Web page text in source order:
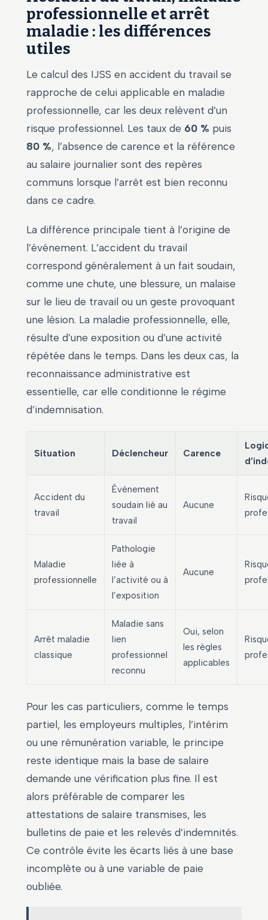
professionnelle et arrêt
maladie : les différences
utiles
Le calcul des IJSS en accident du travail se
rapproche de celui applicable en maladie
professionnelle, car les deux relèvent d’un
risque professionnel. Les taux de 60 % puis
80 %, l’absence de carence et la référence
au salaire journalier sont des repères
communs lorsque l’arrêt est bien reconnu
dans ce cadre.
La différence principale tient à l’origine de
l’événement. L’accident du travail
correspond généralement à un fait soudain,
comme une chute, une blessure, un malaise
sur le lieu de travail ou un geste provoquant
une lésion. La maladie professionnelle, elle,
résulte d’une exposition ou d’une activité
répétée dans le temps. Dans les deux cas, la
reconnaissance administrative est
essentielle, car elle conditionne le régime
d’indemnisation.
Situation Déclencheur Carence
Accident du
travail
Événement
soudain lié au
travail
Aucune
Maladie
professionnelle
Pathologie
liée à
l’activité ou à
l’exposition
Aucune
Arrêt maladie
classique
Maladie sans
lien
professionnel
reconnu
Oui, selon
les règles
applicables
Pour les cas particuliers, comme le temps
partiel, les employeurs multiples, l’intérim
ou une rémunération variable, le principe
reste identique mais la base de salaire
demande une vérification plus fine. Il est
alors préférable de comparer les
attestations de salaire transmises, les
bulletins de paie et les relevés d’indemnités.
Ce contrôle évite les écarts liés à une base
incomplète ou à une variable de paie
oubliée.